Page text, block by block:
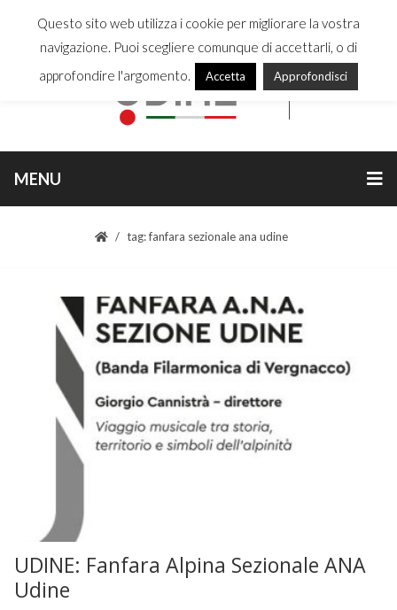
MENU
tag: fanfara sezionale ana udine
UDINE: Fanfara Alpina Sezionale ANA
Udine
Questo sito web utilizza i cookie per migliorare la vostra
navigazione. Puoi scegliere comunque di accettarli, o di
approfondire l'argomento.
Accetta Approfondisci